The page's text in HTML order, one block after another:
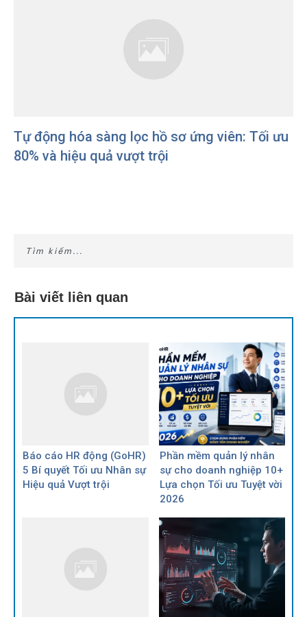
Tự động hóa sàng lọc hồ sơ ứng viên: Tối ưu
80% và hiệu quả vượt trội
Bài viết liên quan
Báo cáo HR động (GoHR)
5 Bí quyết Tối ưu Nhân sự
Hiệu quả Vượt trội
Phần mềm quản lý nhân
sự cho doanh nghiệp 10+
Lựa chọn Tối ưu Tuyệt vời
2026